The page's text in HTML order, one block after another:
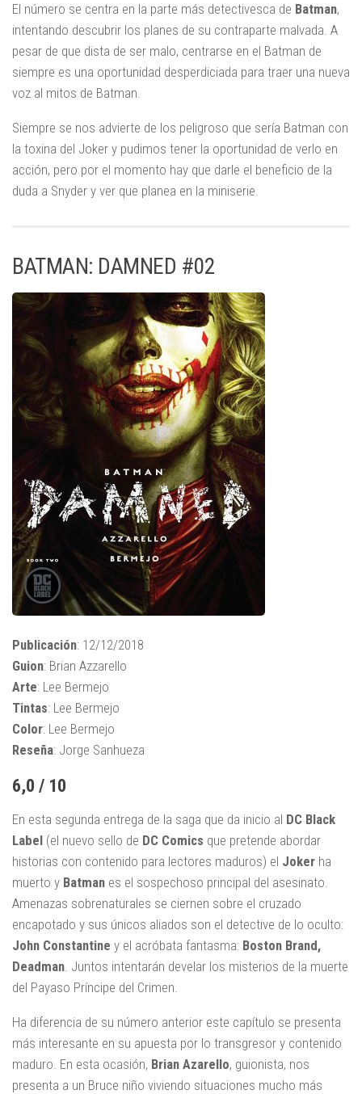
El número se centra en la parte más detectivesca de Batman,
intentando descubrir los planes de su contraparte malvada. A
pesar de que dista de ser malo, centrarse en el Batman de
siempre es una oportunidad desperdiciada para traer una nueva
voz al mitos de Batman.
Siempre se nos advierte de los peligroso que sería Batman con
la toxina del Joker y pudimos tener la oportunidad de verlo en
acción, pero por el momento hay que darle el beneficio de la
duda a Snyder y ver que planea en la miniserie.
BATMAN: DAMNED #02
Publicación: 12/12/2018
Guion: Brian Azzarello
Arte: Lee Bermejo
Tintas: Lee Bermejo
Color: Lee Bermejo
Reseña: Jorge Sanhueza
6,0 / 10
En esta segunda entrega de la saga que da inicio al DC Black
Label (el nuevo sello de DC Comics que pretende abordar
historias con contenido para lectores maduros) el Joker ha
muerto y Batman es el sospechoso principal del asesinato.
Amenazas sobrenaturales se ciernen sobre el cruzado
encapotado y sus únicos aliados son el detective de lo oculto:
John Constantine y el acróbata fantasma: Boston Brand,
Deadman. Juntos intentarán develar los misterios de la muerte
del Payaso Príncipe del Crimen.
Ha diferencia de su número anterior este capítulo se presenta
más interesante en su apuesta por lo transgresor y contenido
maduro. En esta ocasión, Brian Azarello, guionista, nos
presenta a un Bruce niño viviendo situaciones mucho más